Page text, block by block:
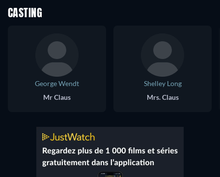
CASTING
George Wendt
Mr Claus
Shelley Long
Mrs. Claus